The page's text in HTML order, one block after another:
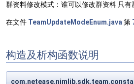
群资料修改模式：谁可以修改群资料 只
在文件 TeamUpdateModeEnum.java 第
构造及析构函数说明